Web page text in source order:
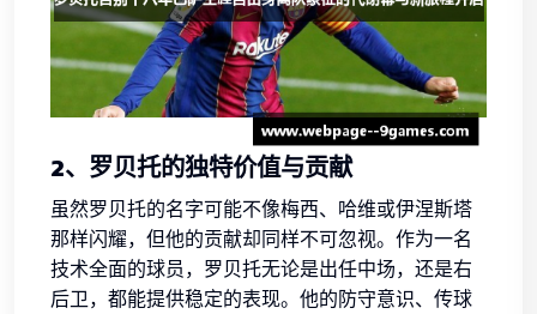
2、罗贝托的独特价值与贡献
虽然罗贝托的名字可能不像梅西、哈维或伊涅斯塔
那样闪耀，但他的贡献却同样不可忽视。作为一名
技术全面的球员，罗贝托无论是出任中场，还是右
后卫，都能提供稳定的表现。他的防守意识、传球